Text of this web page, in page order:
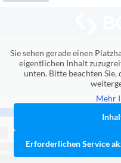
Sie sehen gerade einen
eigentlichen Inhalt
unten. Bitte beachten
Mehr
Erforderlichen Service